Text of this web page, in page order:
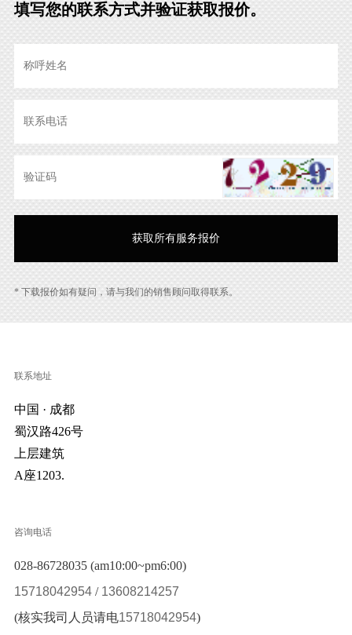
填写您的联系方式并验证获取报价。
* 下载报价如有疑问，请与我们的销售顾问取得联系。
联系地址
中国 · 成都
蜀汉路426号
上层建筑
A座1203.
咨询电话
028-86728035 (am10:00~pm6:00)
15718042954/ 13608214257
(核实我司人员请电15718042954)